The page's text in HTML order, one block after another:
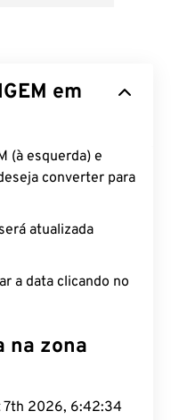
em
(à esquerda) e
converter para
atualizada
a data clicando no
na zona
7th 2026, 6:42:35